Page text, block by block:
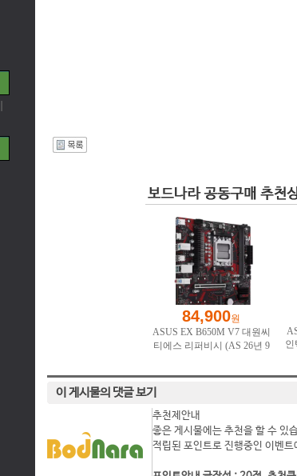
이 게시물의 댓글 보기
추천제안내
좋은 게시물에는 추천을 할 수 있
적립된 포인트로 진행중인 이벤